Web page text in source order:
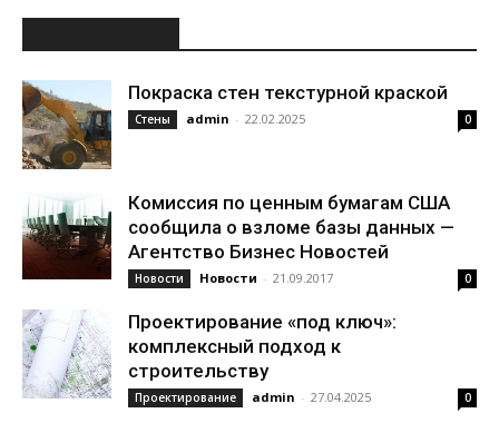
Покраска стен текстурной краской
Стены admin - 22.02.2025 0
Комиссия по ценным бумагам США
сообщила о взломе базы данных —
Агентство Бизнес Новостей
Новости Новости - 21.09.2017 0
Проектирование «под ключ»:
комплексный подход к
строительству
Проектирование admin - 27.04.2025 0